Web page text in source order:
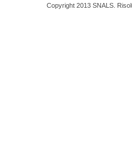
Copyright 2013 SNALS.